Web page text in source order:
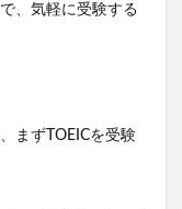
、気軽に受験する
まずTOEICを受験